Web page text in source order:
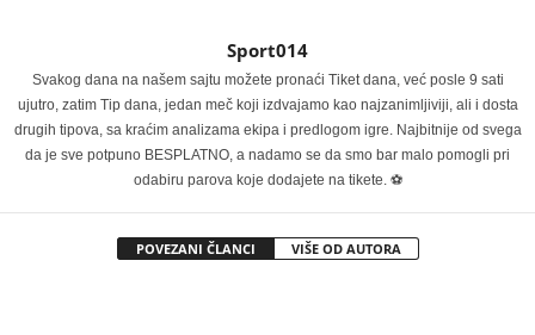
Sport014
Svakog dana na našem sajtu možete pronaći Tiket dana, već posle 9 sati
ujutro, zatim Tip dana, jedan meč koji izdvajamo kao najzanimljiviji, ali i dosta
drugih tipova, sa kraćim analizama ekipa i predlogom igre. Najbitnije od svega
da je sve potpuno BESPLATNO, a nadamo se da smo bar malo pomogli pri
odabiru parova koje dodajete na tikete. ⚽
POVEZANI ČLANCI VIŠE OD AUTORA